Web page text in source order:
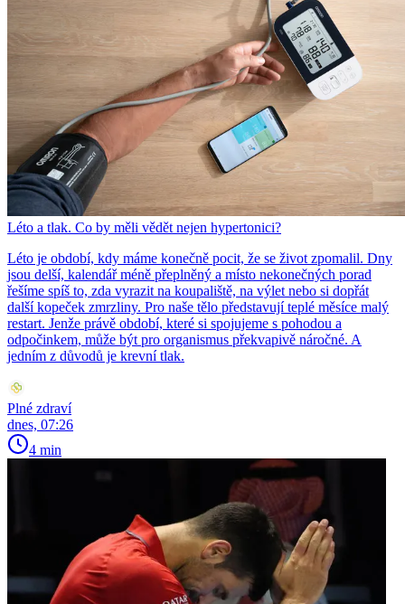
Léto a tlak. Co by měli vědět nejen hypertonici?
Léto je období, kdy máme konečně pocit, že se život zpomalil. Dny
jsou delší, kalendář méně přeplněný a místo nekonečných porad
řešíme spíš to, zda vyrazit na koupaliště, na výlet nebo si dopřát
další kopeček zmrzliny. Pro naše tělo představují teplé měsíce malý
restart. Jenže právě období, které si spojujeme s pohodou a
odpočinkem, může být pro organismus překvapivě náročné. A
jedním z důvodů je krevní tlak.
Plné zdraví
dnes, 07:26
4 min